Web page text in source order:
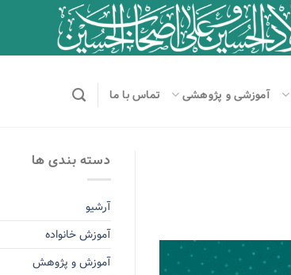
آموزشی و پژوهشی تماس با ما
دسته بندی ها
آرشیو
آموزش خانواده
آموزش و پژوهش